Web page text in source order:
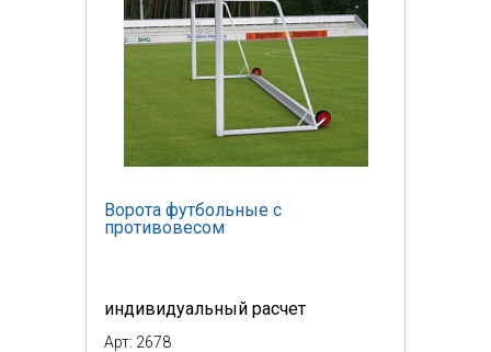
Ворота футбольные с
противовесом
индивидуальный расчет
Арт: 2678